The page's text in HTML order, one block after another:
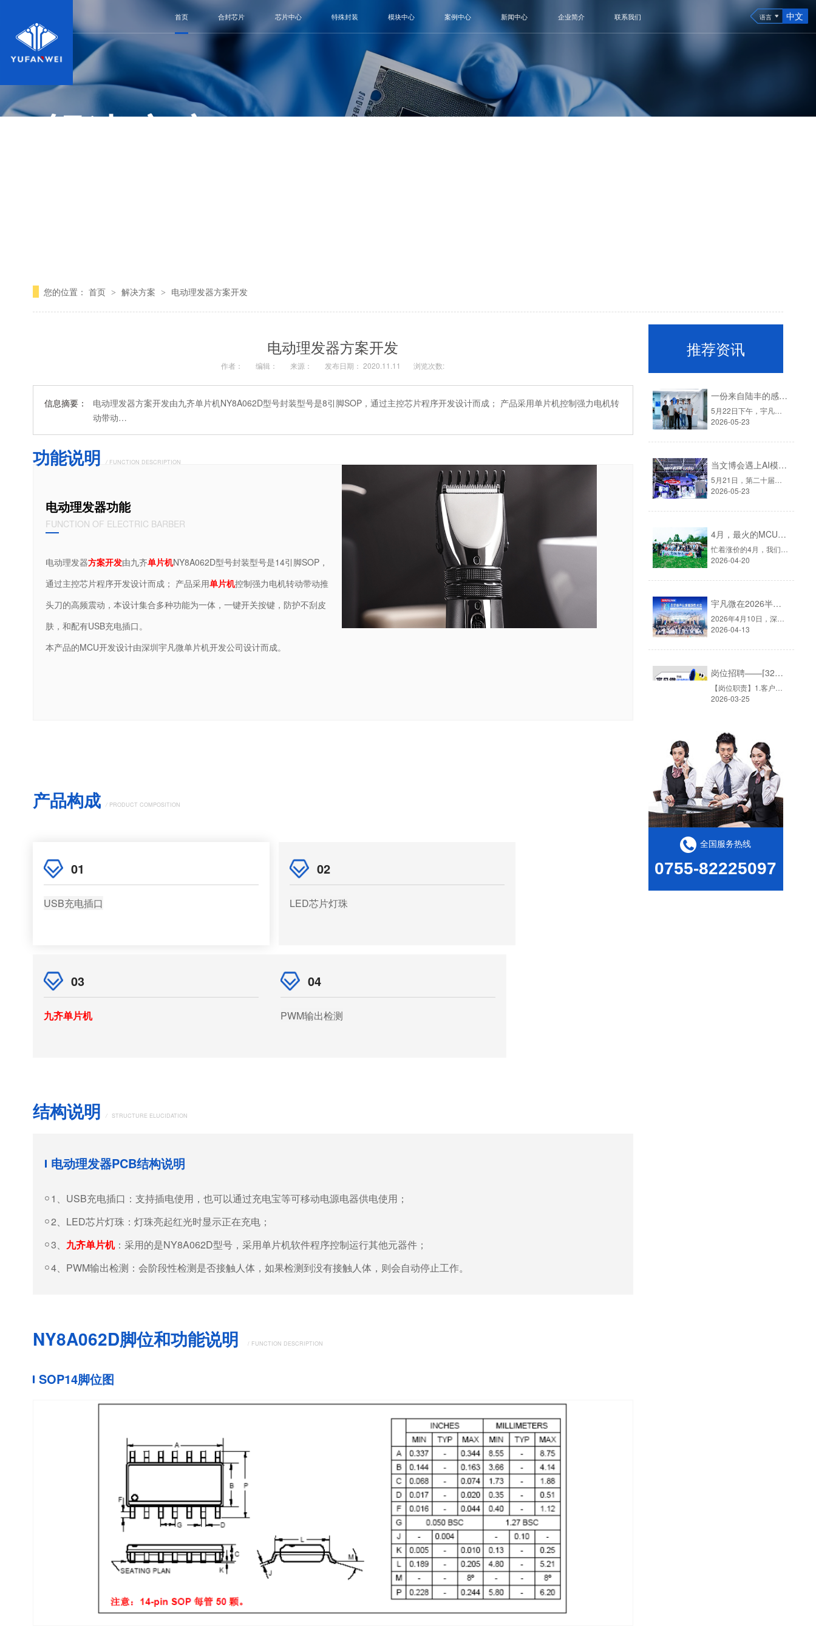
语言 中文
首页 合封芯片 芯片中心 特殊封装 模块中心 案例中心 新闻中心 企业简介 联系我们
您的位置：首页 > 解决方案 > 电动理发器方案开发
电动理发器方案开发
作者： 编辑： 来源： 发布日期： 2020.11.11 浏览次数:
信息摘要：
电动理发器方案开发由九齐单片机NY8A062D型号封装型号是8引脚SOP，通过主控芯片程序开发设计而成； 产品采用单片机控制强力电机转
动带动…
功能说明/ FUNCTION DESCRIPTION
电动理发器功能
FUNCTION OF ELECTRIC BARBER
电动理发器方案开发由九齐单片机NY8A062D型号封装型号是14引脚SOP，
通过主控芯片程序开发设计而成； 产品采用单片机控制强力电机转动带动推
头刀的高频震动，本设计集合多种功能为一体，一键开关按键，防护不刮皮
肤，和配有USB充电插口。
本产品的MCU开发设计由深圳宇凡微单片机开发公司设计而成。
产品构成 / PRODUCT COMPOSITION
01
USB充电插口
02
LED芯片灯珠
03
九齐单片机
04
PWM输出检测
结构说明 / STRUCTURE ELUCIDATION
电动理发器PCB结构说明
1、USB充电插口：支持插电使用，也可以通过充电宝等可移动电源电器供电使用；
2、LED芯片灯珠：灯珠亮起红光时显示正在充电；
3、 九齐单片机：采用的是NY8A062D型号，采用单片机软件程序控制运行其他元器件；
4、PWM输出检测：会阶段性检测是否接触人体，如果检测到没有接触人体，则会自动停止工作。
NY8A062D脚位和功能说明 / FUNCTION DESCRIPTION
SOP14脚位图
推荐资讯
一份来自陆丰的感谢信，见证宇凡微的社会责任之路
5月22日下午，宇凡微迎来了一批特殊的客人。他们是深圳派驻陆丰帮扶工作队的代表：深圳市驻陆丰市河东镇帮扶工作队队长廖雁平（罗湖笋岗街道办副主任）、队员王敏（深圳市政协办公厅一级主任科员）、队员陶龙城（罗湖医院集团）。▲左一深圳市政协办公厅一级主任科员王敏、右二深圳罗湖笋岗街道办副主任廖雁平、右一......
2026-05-23
当文博会遇上AI模块：宇凡微在罗湖展团交出“文化+科技”新答卷
2026-05-23
4月，最火的MCU旺季，我们给员工放了一天"山假"
2026-04-20
宇凡微在2026半导体大会上的思考与行动
2026-04-13
岗位招聘——⌈32位电子元器件销售员⌉
2026-03-25
全国服务热线
0755-82225097